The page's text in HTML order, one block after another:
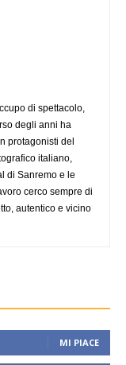
di spettacolo,
degli anni ha
protagonisti del
italiano,
di Sanremo e le
cerco sempre di
autentico e vicino
MI PIACE